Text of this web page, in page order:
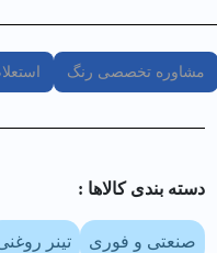
مشاوره تخصصی رنگ
دسته بندی کالا‌ها :
صنعتی و فوری تینر